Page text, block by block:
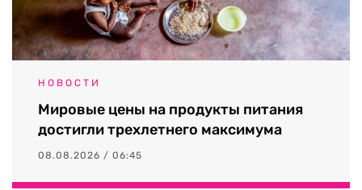
НОВОСТИ
Мировые цены на продукты питания
достигли трехлетнего максимума
08.08.2026 / 06:45